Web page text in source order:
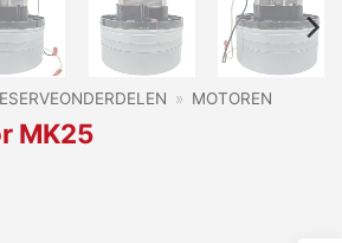
» MOTOREN
MK25